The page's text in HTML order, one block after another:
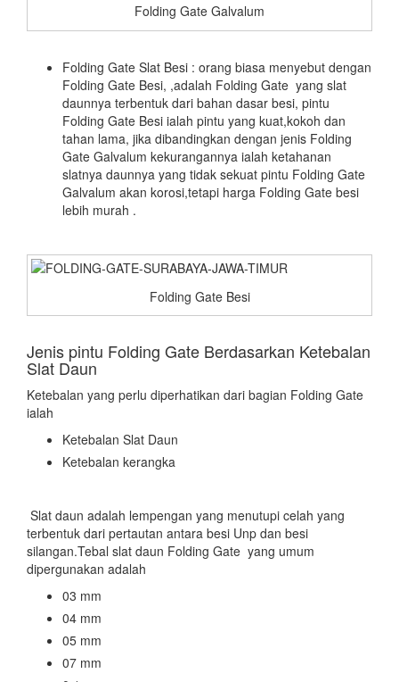
Folding Gate Galvalum
Folding Gate Slat Besi : orang biasa menyebut dengan
Folding Gate Besi, ,adalah Folding Gate yang slat
daunnya terbentuk dari bahan dasar besi, pintu
Folding Gate Besi ialah pintu yang kuat,kokoh dan
tahan lama, jika dibandingkan dengan jenis Folding
Gate Galvalum kekurangannya ialah ketahanan
slatnya daunnya yang tidak sekuat pintu Folding Gate
Galvalum akan korosi,tetapi harga Folding Gate besi
lebih murah .
Folding Gate Besi
Jenis pintu Folding Gate Berdasarkan Ketebalan
Slat Daun
Ketebalan yang perlu diperhatikan dari bagian Folding Gate
ialah
Ketebalan Slat Daun
Ketebalan kerangka
Slat daun adalah lempengan yang menutupi celah yang
terbentuk dari pertautan antara besi Unp dan besi
silangan.Tebal slat daun Folding Gate yang umum
dipergunakan adalah
03 mm
04 mm
05 mm
07 mm